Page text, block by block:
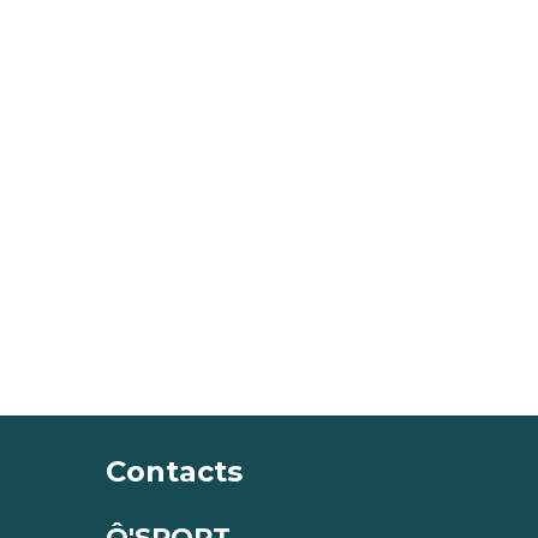
Contacts